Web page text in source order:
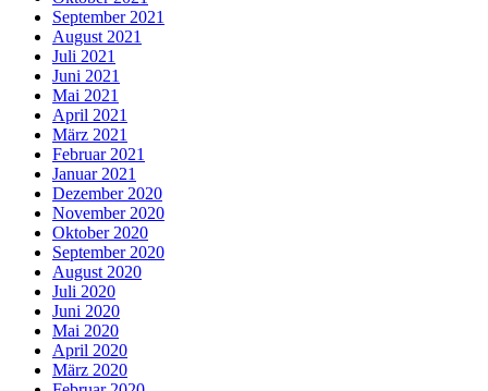
September 2021
August 2021
Juli 2021
Juni 2021
Mai 2021
April 2021
März 2021
Februar 2021
Januar 2021
Dezember 2020
November 2020
Oktober 2020
September 2020
August 2020
Juli 2020
Juni 2020
Mai 2020
April 2020
März 2020